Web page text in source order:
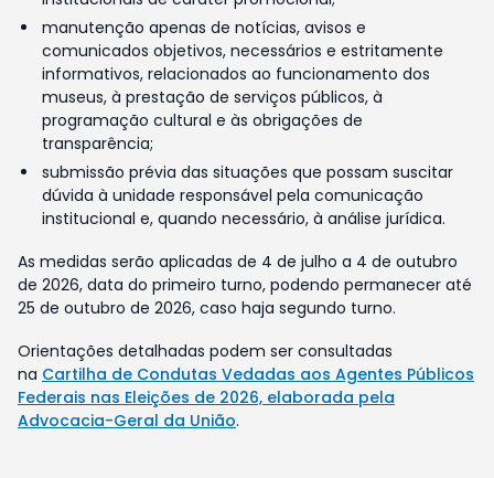
manutenção apenas de notícias, avisos e
comunicados objetivos, necessários e estritamente
informativos, relacionados ao funcionamento dos
museus, à prestação de serviços públicos, à
programação cultural e às obrigações de
transparência;
submissão prévia das situações que possam suscitar
dúvida à unidade responsável pela comunicação
institucional e, quando necessário, à análise jurídica.
As medidas serão aplicadas de 4 de julho a 4 de outubro
de 2026, data do primeiro turno, podendo permanecer até
25 de outubro de 2026, caso haja segundo turno.
Orientações detalhadas podem ser consultadas
na Cartilha de Condutas Vedadas aos Agentes Públicos
Federais nas Eleições de 2026, elaborada pela
Advocacia-Geral da União.